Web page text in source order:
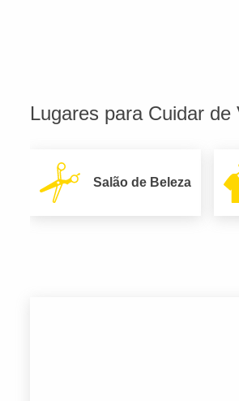
Lugares para Cuidar de
Salão de Beleza